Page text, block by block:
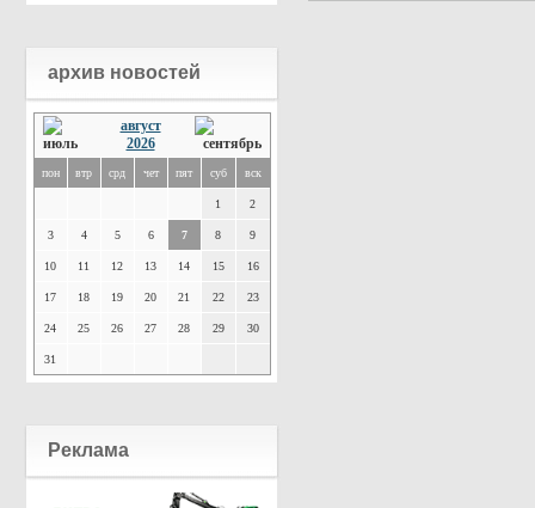
архив новостей
август
2026
пон втр срд чет пят суб вск
1 2
3 4 5 6 7 8 9
10 11 12 13 14 15 16
17 18 19 20 21 22 23
24 25 26 27 28 29 30
31
Реклама